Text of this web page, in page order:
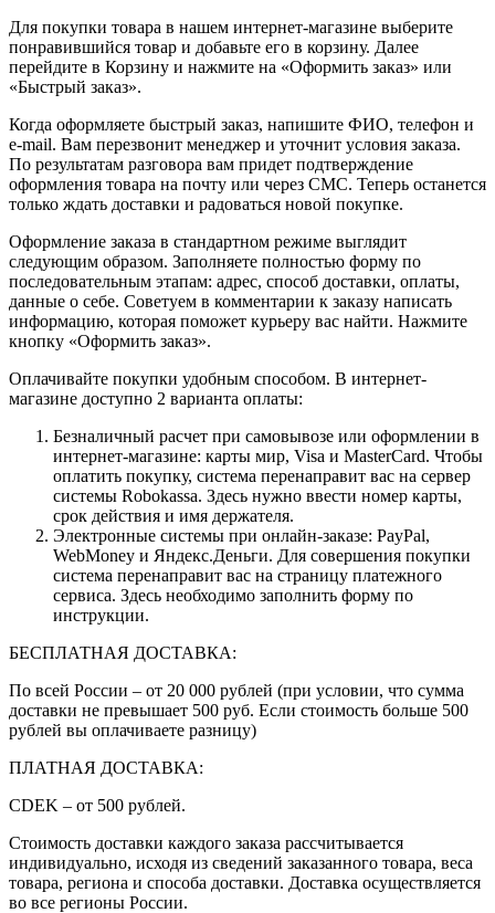
Для покупки товара в нашем интернет-магазине выберите
понравившийся товар и добавьте его в корзину. Далее
перейдите в Корзину и нажмите на «Оформить заказ» или
«Быстрый заказ».
Когда оформляете быстрый заказ, напишите ФИО, телефон и
e-mail. Вам перезвонит менеджер и уточнит условия заказа.
По результатам разговора вам придет подтверждение
оформления товара на почту или через СМС. Теперь останется
только ждать доставки и радоваться новой покупке.
Оформление заказа в стандартном режиме выглядит
следующим образом. Заполняете полностью форму по
последовательным этапам: адрес, способ доставки, оплаты,
данные о себе. Советуем в комментарии к заказу написать
информацию, которая поможет курьеру вас найти. Нажмите
кнопку «Оформить заказ».
Оплачивайте покупки удобным способом. В интернет-
магазине доступно 2 варианта оплаты:
Безналичный расчет при самовывозе или оформлении в
интернет-магазине: карты мир, Visa и MasterCard. Чтобы
оплатить покупку, система перенаправит вас на сервер
системы Robokassa. Здесь нужно ввести номер карты,
срок действия и имя держателя.
Электронные системы при онлайн-заказе: PayPal,
WebMoney и Яндекс.Деньги. Для совершения покупки
система перенаправит вас на страницу платежного
сервиса. Здесь необходимо заполнить форму по
инструкции.
БЕСПЛАТНАЯ ДОСТАВКА:
По всей России – от 20 000 рублей (при условии, что сумма
доставки не превышает 500 руб. Если стоимость больше 500
рублей вы оплачиваете разницу)
ПЛАТНАЯ ДОСТАВКА:
CDEK – от 500 рублей.
Стоимость доставки каждого заказа рассчитывается
индивидуально, исходя из сведений заказанного товара, веса
товара, региона и способа доставки. Доставка осуществляется
во все регионы России.